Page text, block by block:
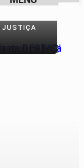
JUSTIÇA